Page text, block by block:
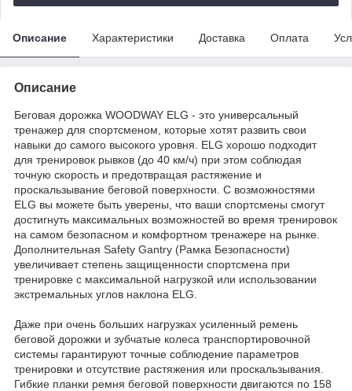
Описание Характеристики Доставка Оплата
Описание
Беговая дорожка WOODWAY ELG - это универсальный
тренажер для спортсменом, которые хотят развить свои
навыки до самого высокого уровня. ELG хорошо подходит
для тренировок рывков (до 40 км/ч) при этом соблюдая
точную скорость и предотвращая растяжение и
проскальзывание беговой поверхности. С возможностями
ELG вы можете быть уверены, что ваши спортсмены смогут
достигнуть максимальных возможностей во время тренировок
на самом безопасном и комфортном тренажере на рынке.
Дополнительная Safety Gantry (Рамка Безопасности)
увеличивает степень защищенности спортсмена при
тренировке с максимальной нагрузкой или использовании
экстремальных углов наклона ELG.
Даже при очень больших нагрузках усиленный ремень
беговой дорожки и зубчатые колеса транспортировочной
системы гарантируют точные соблюдение параметров
тренировки и отсутствие растяжения или проскальзывания.
Гибкие планки ремня беговой поверхности двигаются по 158